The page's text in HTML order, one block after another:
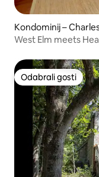
Kondominij –
West Elm meets
Odabrali gosti
Odabrali gosti